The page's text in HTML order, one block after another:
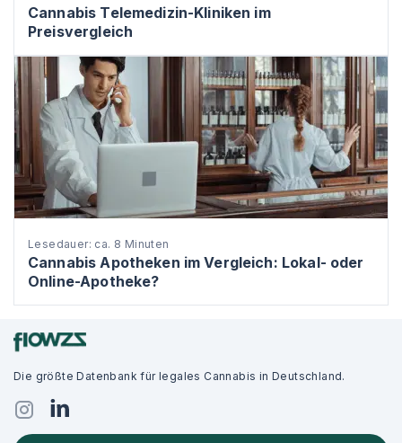
Cannabis Telemedizin-Kliniken im
Preisvergleich
Lesedauer: ca. 8 Minuten
Cannabis Apotheken im Vergleich: Lokal- oder
Online-Apotheke?
Die größte Datenbank für legales Cannabis in Deutschland.